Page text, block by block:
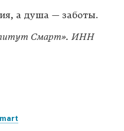
а душа — заботы.
Смарт». ИНН